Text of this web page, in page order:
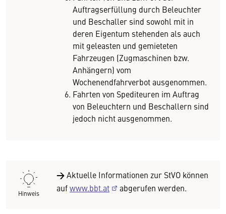
Auftragserfüllung durch Beleuchter
und Beschaller sind sowohl mit in
deren Eigentum stehenden als auch
mit geleasten und gemieteten
Fahrzeugen (Zugmaschinen bzw.
Anhängern) vom
Wochenendfahrverbot ausgenommen.
Fahrten von Spediteuren im Auftrag
von Beleuchtern und Beschallern sind
jedoch nicht ausgenommen.
Hinweis
→Aktuelle Informationen zur StVO können
aufwww.bbt.at abgerufen werden.